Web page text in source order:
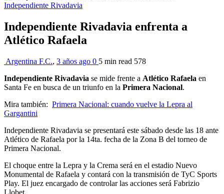
Independiente Rivadavia
Independiente Rivadavia enfrenta a
Atlético Rafaela
Argentina F.C., 3 años ago 0 5 min read 578
Independiente Rivadavia se mide frente a Atlético Rafaela en
Santa Fe en busca de un triunfo en la Primera Nacional.
Mira también: Primera Nacional: cuando vuelve la Lepra al
Gargantini
Independiente Rivadavia se presentará este sábado desde las 18 ante
Atlético de Rafaela por la 14ta. fecha de la Zona B del torneo de
Primera Nacional.
El choque entre la Lepra y la Crema será en el estadio Nuevo
Monumental de Rafaela y contará con la transmisión de TyC Sports
Play. El juez encargado de controlar las acciones será Fabrizio
Llobet.